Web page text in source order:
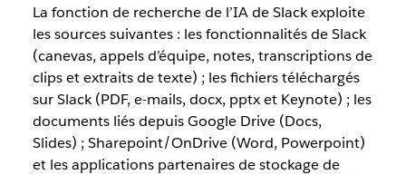
La fonction de recherche de l’IA de Slack exploite
les sources suivantes : les fonctionnalités de Slack
(canevas, appels d’équipe, notes, transcriptions de
clips et extraits de texte) ; les fichiers téléchargés
sur Slack (PDF, e-mails, docx, pptx et Keynote) ; les
documents liés depuis Google Drive (Docs,
Slides) ; Sharepoint/OnDrive (Word, Powerpoint)
et les applications partenaires de stockage de